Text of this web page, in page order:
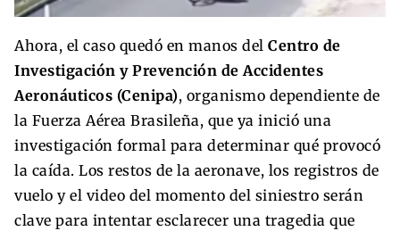
Ahora, el caso quedó en manos del Centro de
Investigación y Prevención de Accidentes
Aeronáuticos (Cenipa), organismo dependiente de
la Fuerza Aérea Brasileña, que ya inició una
investigación formal para determinar qué provocó
la caída. Los restos de la aeronave, los registros de
vuelo y el video del momento del siniestro serán
clave para intentar esclarecer una tragedia que